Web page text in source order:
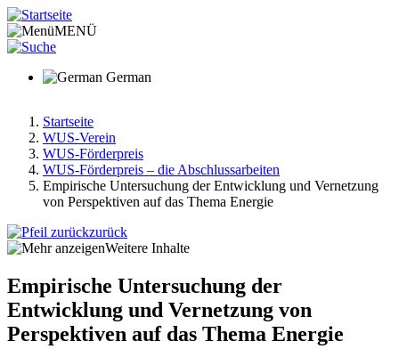
Direkt
zum
Inhalt
MENÜ
German
Pfadnavigation
Startseite
WUS-Verein
WUS-Förderpreis
WUS-Förderpreis – die Abschlussarbeiten
Empirische Untersuchung der Entwicklung und Vernetzung
von Perspektiven auf das Thema Energie
zurück
Weitere Inhalte
Empirische Untersuchung der
Entwicklung und Vernetzung von
Perspektiven auf das Thema Energie